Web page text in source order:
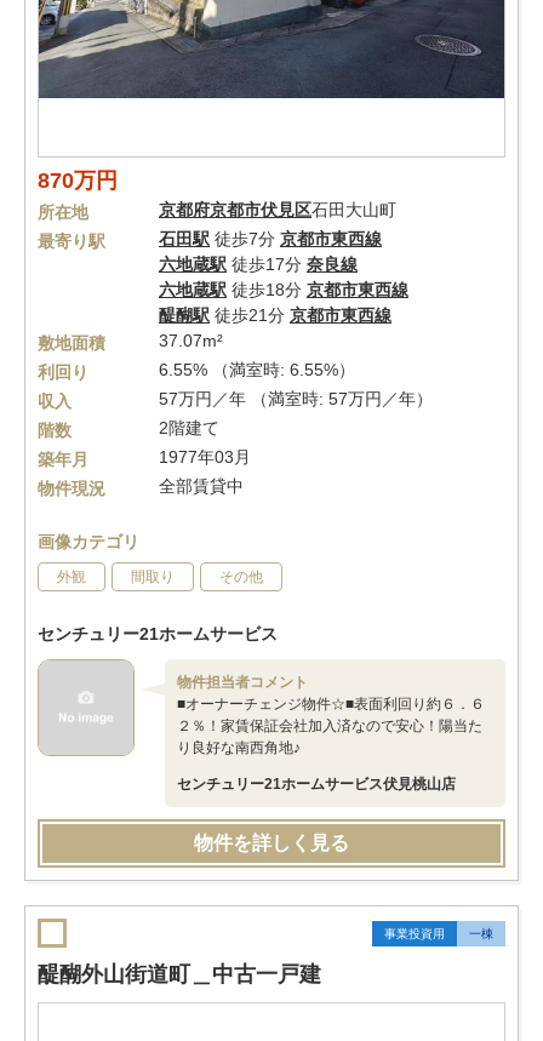
870万円
所在地 京都府京都市伏見区石田大山町
最寄り駅
石田駅 徒歩7分 京都市東西線
六地蔵駅 徒歩17分 奈良線
六地蔵駅 徒歩18分 京都市東西線
醍醐駅 徒歩21分 京都市東西線
敷地面積
37.07m²
利回り
6.55% （満室時: 6.55%）
収入
57万円／年 （満室時: 57万円／年）
階数
2階建て
築年月
1977年03月
物件現況
全部賃貸中
画像カテゴリ
外観 間取り その他
センチュリー21ホームサービス
物件担当者コメント
■オーナーチェンジ物件☆■表面利回り約６．６
２％！家賃保証会社加入済なので安心！陽当た
り良好な南西角地♪
センチュリー21ホームサービス伏見桃山店
物件を詳しく見る
事業投資用 一棟
醍醐外山街道町＿中古一戸建